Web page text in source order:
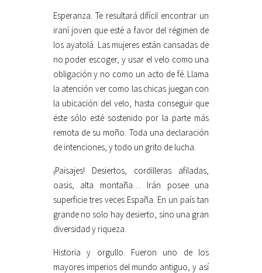
Esperanza. Te resultará difícil encontrar un
iraní joven que esté a favor del régimen de
los ayatolá. Las mujeres están cansadas de
no poder escoger, y usar el velo como una
obligación y no como un acto de fé. Llama
la atención ver como las chicas juegan con
la ubicación del velo, hasta conseguir que
éste sólo esté sostenido por la parte más
remota de su moño. Toda una declaración
de intenciones, y todo un grito de lucha.
¡Paisajes! Desiertos, cordilleras afiladas,
oasis, alta montaña… Irán posee una
superficie tres veces España. En un país tan
grande no solo hay desierto, sino una gran
diversidad y riqueza.
Historia y orgullo. Fueron uno de los
mayores imperios del mundo antiguo, y así